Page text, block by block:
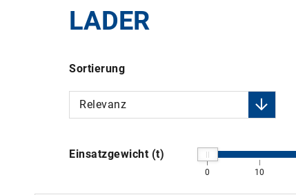
LADER
Sortierung
Relevanz
Einsatzgewicht (t)
0 10